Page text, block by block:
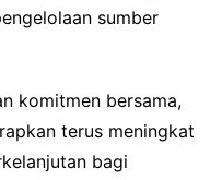
sumber
komitmen bersama,
terus meningkat
bagi